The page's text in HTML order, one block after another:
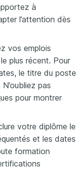
à
l’attention dès
vos emplois
plus récent. Pour
le titre du poste
pas
pour montrer
votre diplôme le
et les dates
formation